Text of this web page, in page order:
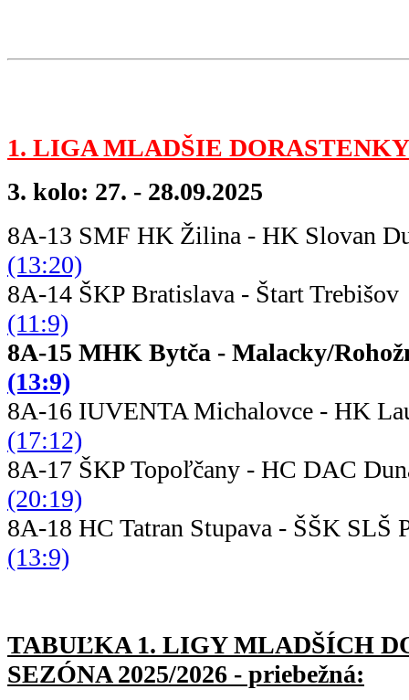
1. LIGA MLADŠIE
3. kolo: 27. - 28.09.2025
8A-13 SMF HK Žilina - HK
(13:20)
8A-14 ŠKP Bratislava -
(11:9)
8A-15 MHK Bytča -
(13:9)
8A-16 IUVENTA Michalovce - HK
(17:12)
8A-17 ŠKP Topoľčany - HC DAC
(20:19)
8A-18 HC Tatran Stupava -
(13:9)
TABUĽKA 1. LIGY MLADŠÍCH
SEZÓNA 2025/2026 - priebežná: